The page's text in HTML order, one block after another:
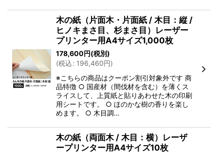
木の紙（片面木・片面紙 / 木目：縦 /
ヒノキまさ目、杉まさ目）レーザー
プリンター用A4サイズ1,000枚
178,600円(税別)
(税込: 196,460円)
※こちらの商品はクーポン割引対象外です 商
品特徴 ○ 国産材（間伐材を含む）を薄くス
ライスして、上質紙と貼りあわせた木の印刷
用シートです。 ○ ほのかな樹の香りを楽し
めます。 ○ 木目調…
木の紙（両面木 / 木目：横）レーザ
ープリンター用A4サイズ10枚